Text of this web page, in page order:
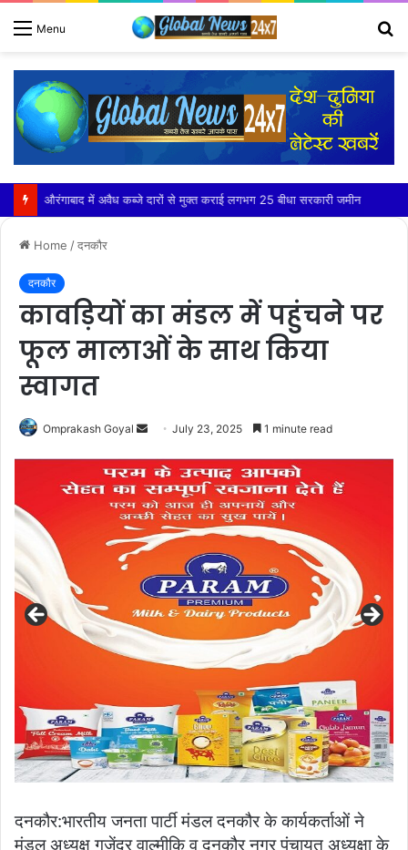
Menu
आयुर्वेद के अनुसार हल्का, गर्म और सुपाच्य भोजन है लाभकारी – डॉ. शैलेश रौसा
Home /दनकौर
दनकौर
कावड़ियों का मंडल में पहुंचने पर
फूल मालाओं के साथ किया
स्वागत
Omprakash Goyal
Send
email
July 23, 2025 1 minute read
दनकौर:भारतीय जनता पार्टी मंडल दनकौर के कार्यकर्ताओं ने
मंडल अध्यक्ष गजेंद्र वाल्मीकि व दनकौर नगर पंचायत अध्यक्षा के